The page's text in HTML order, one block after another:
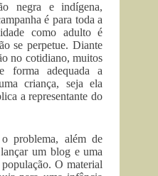
negra e indígena,
é para toda a
como adulto é
se perpetue. Diante
no cotidiano, muitos
forma adequada a
criança, seja ela
a representante do
problema, além de
um blog e uma
O material